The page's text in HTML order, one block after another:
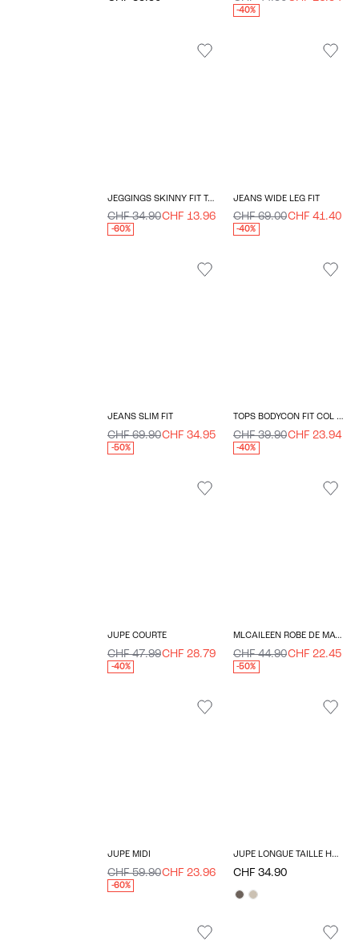
-40%
JEGGINGS SKINNY FIT TAILLE EXTRA HAUTE
CHF 34.90CHF 13.96
-60%
JEANS WIDE LEG FIT
CHF 69.00CHF 41.40
-40%
JEANS SLIM FIT
CHF 69.90CHF 34.95
-50%
TOPS BODYCON FIT COL EN V
CHF 39.90CHF 23.94
-40%
JUPE COURTE
CHF 47.99CHF 28.79
-40%
MLCAILEEN ROBE DE MATERNITÉ
CHF 44.90CHF 22.45
-50%
JUPE MIDI
CHF 59.90CHF 23.96
-60%
JUPE LONGUE TAILLE HAUTE
CHF 34.90